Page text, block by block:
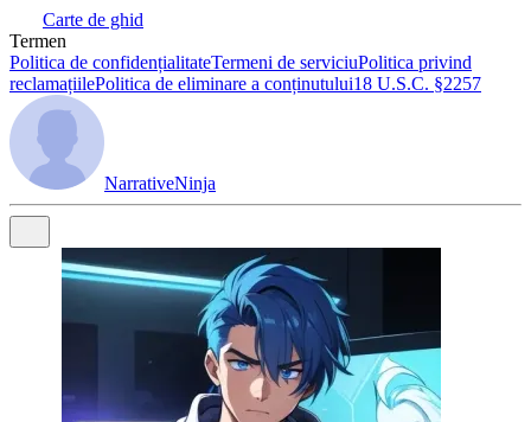
Carte de ghid
Termen
Politica de confidențialitateTermeni de serviciuPolitica privind
reclamațiilePolitica de eliminare a conținutului18 U.S.C. §2257
NarrativeNinja